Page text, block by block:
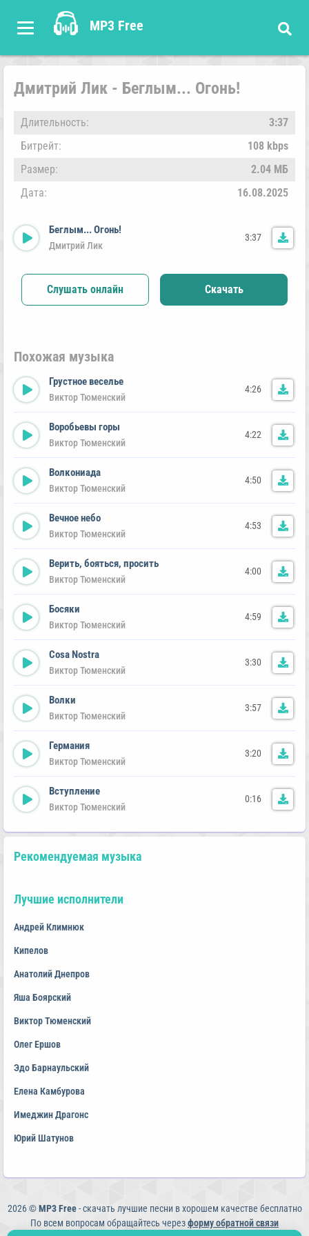
MP3 Free
Дмитрий Лик - Беглым... Огонь!
Длительность:
3:37
Битрейт:
108 kbps
Размер:
2.04 МБ
Дата:
16.08.2025
Беглым... Огонь!
Дмитрий Лик
3:37
Слушать онлайн Скачать
Похожая музыка
Грустное веселье
Виктор Тюменский
4:26
Воробьевы горы
Виктор Тюменский
4:22
Волкониада
Виктор Тюменский
4:50
Вечное небо
Виктор Тюменский
4:53
Верить, бояться, просить
Виктор Тюменский
4:00
Босяки
Виктор Тюменский
4:59
Cosa Nostra
Виктор Тюменский
3:30
Волки
Виктор Тюменский
3:57
Германия
Виктор Тюменский
3:20
Вступление
Виктор Тюменский
0:16
Рекомендуемая музыка
Лучшие исполнители
Андрей Климнюк
Кипелов
Анатолий Днепров
Яша Боярский
Виктор Тюменский
Олег Ершов
Эдо Барнаульский
Елена Камбурова
Имеджин Драгонс
Юрий Шатунов
2026 ©MP3 Free- скачать лучшие песни в хорошем качестве бесплатно
По всем вопросам обращайтесь черезформу обратной связи